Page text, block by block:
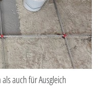
auch für Ausgleich